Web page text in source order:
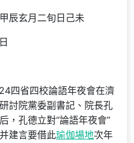
辰玄月二旬日己未
四省四校論語年夜會在濟
討院黨委副書記、院長孔
，孔德立對“論語年夜會”
并建言要借此瑜伽場地次年